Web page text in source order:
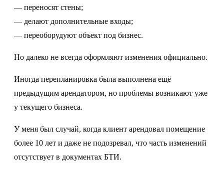
— переносят стены;
— делают дополнительные входы;
— переоборудуют объект под бизнес.
Но далеко не всегда оформляют изменения официально.
Иногда перепланировка была выполнена ещё
предыдущим арендатором, но проблемы возникают уже
у текущего бизнеса.
У меня был случай, когда клиент арендовал помещение
более 10 лет и даже не подозревал, что часть изменений
отсутствует в документах БТИ.